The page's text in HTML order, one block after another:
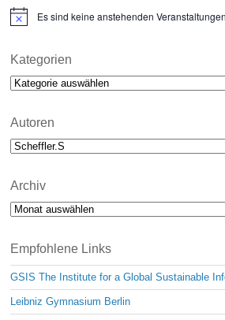
N
i
e
Es sind keine anstehenden
Kategorien
Kategorien
Autoren
Archiv
Archiv
Empfohlene Links
GSIS The Institute for a Global Sustainable
Leibniz Gymnasium Berlin